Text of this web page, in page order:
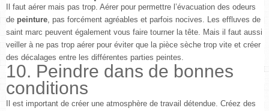
Il faut aérer mais pas trop. Aérer pour permettre l’évacuation des odeurs
de peinture, pas forcément agréables et parfois nocives. Les effluves de
saint marc peuvent également vous faire tourner la tête. Mais il faut aussi
veiller à ne pas trop aérer pour éviter que la pièce sèche trop vite et créer
des décalages entre les différentes parties peintes.
10. Peindre dans de bonnes
conditions
Il est important de créer une atmosphère de travail détendue. Créez des